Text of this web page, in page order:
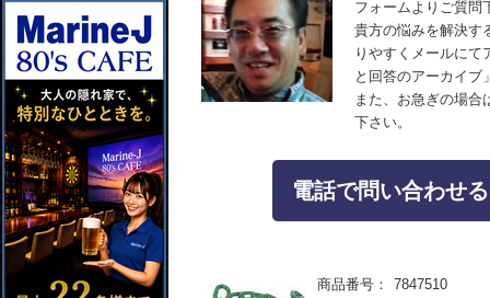
フォームよりご質問
貴方の悩みを解決す
りやすくメールにて
と回答のアーカイブ
また、お急ぎの場合
下さい。
電話で問い合わせ
商品番号：
7847510